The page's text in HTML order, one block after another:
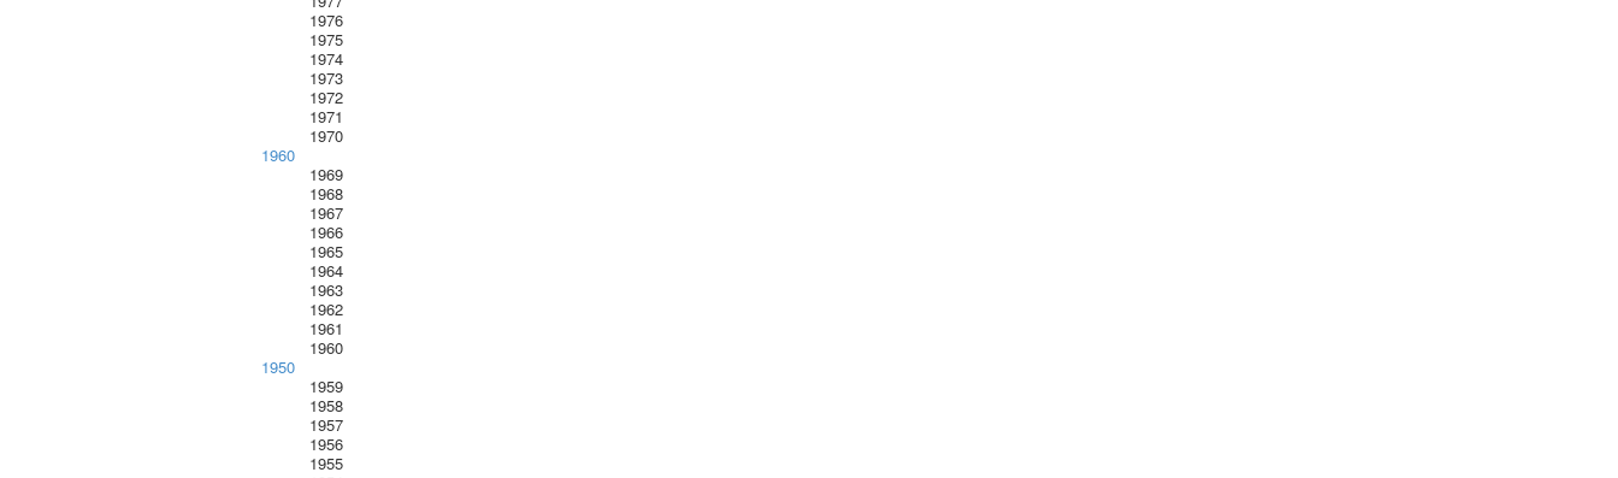
1976
1975
1974
1973
1972
1971
1970
1960
1969
1968
1967
1966
1965
1964
1963
1962
1961
1960
1950
1959
1958
1957
1956
1955